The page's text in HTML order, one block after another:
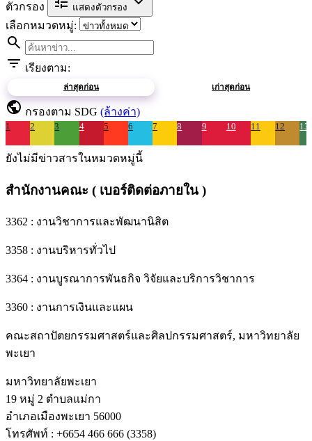
ตัวกรอง แสดงตัวกรอง
เลือกหมวดหมู่:
search
filter_list เรียงตาม:
ล่าสุดก่อน เก่าสุดก่อน
public กรองตาม SDG (ล้างค่า)
1 2 3 4 5 6 7 8 9 10 11 12 13
ยังไม่มีข่าวสารในหมวดหมู่นี้
สำนักงานคณะ ( เบอร์ติดต่อภายใน )
3362 : งานวิชาการและพัฒนานิสิต
3358 : งานบริหารทั่วไป
3364 : งานบูรณาการพันธกิจ วิจัยและบริการวิชาการ
3360 : งานการเงินและแผน
คณะสถาปัตยกรรมศาสตร์และศิลปกรรมศาสตร์, มหาวิทยาลัย
พะเยา
มหาวิทยาลัยพะเยา
19 หมู่ 2 ตำบลแม่กา
อำเภอเมืองพะเยา 56000
โทรศัพท์ : +6654 466 666 (3358)